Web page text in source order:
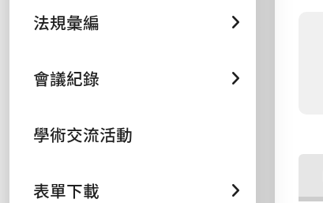
法規彙編
會議紀錄
學術交流活動
表單下載